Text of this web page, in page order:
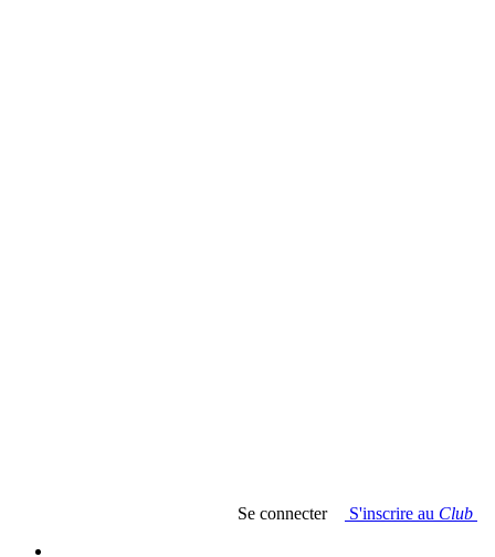
Se connecter S'inscrire au Club